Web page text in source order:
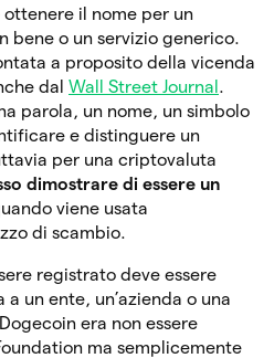
ottenere il nome per un
bene o un servizio generico.
a proposito della vicenda
dal Wall Street Journal .
parola, un nome, un simbolo
e distinguere un
per una criptovaluta
dimostrare di essere un
viene usata
di scambio.
registrato deve essere
un ente, un’azienda o una
era non essere
ma semplicemente